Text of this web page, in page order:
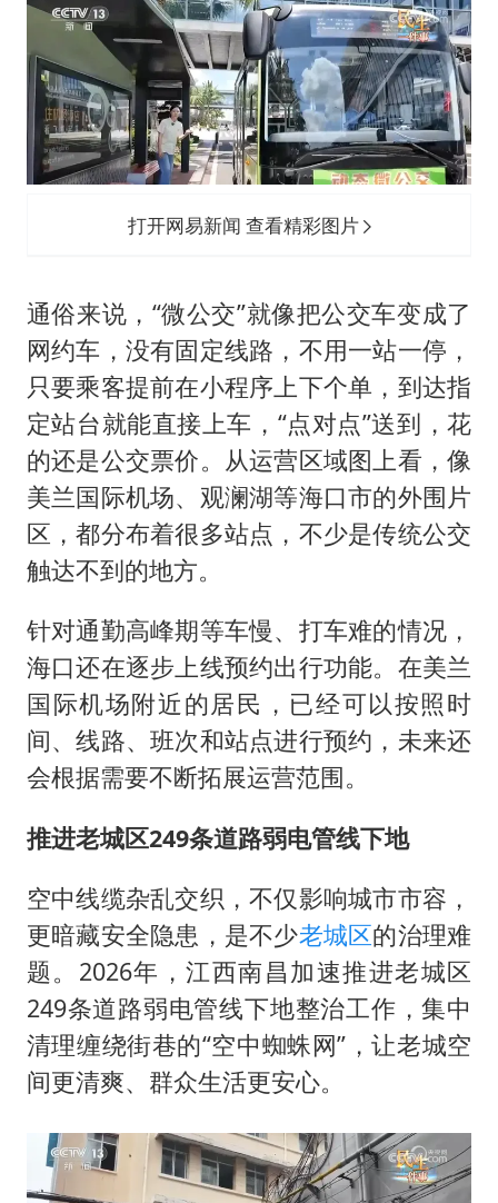
打开网易新闻 查看精彩图片
通俗来说，“微公交”就像把公交车变成了
网约车，没有固定线路，不用一站一停，
只要乘客提前在小程序上下个单，到达指
定站台就能直接上车，“点对点”送到，花
的还是公交票价。从运营区域图上看，像
美兰国际机场、观澜湖等海口市的外围片
区，都分布着很多站点，不少是传统公交
触达不到的地方。
针对通勤高峰期等车慢、打车难的情况，
海口还在逐步上线预约出行功能。在美兰
国际机场附近的居民，已经可以按照时
间、线路、班次和站点进行预约，未来还
会根据需要不断拓展运营范围。
推进老城区249条道路弱电管线下地
空中线缆杂乱交织，不仅影响城市市容，
更暗藏安全隐患，是不少老城区的治理难
题。2026年，江西南昌加速推进老城区
249条道路弱电管线下地整治工作，集中
清理缠绕街巷的“空中蜘蛛网”，让老城空
间更清爽、群众生活更安心。